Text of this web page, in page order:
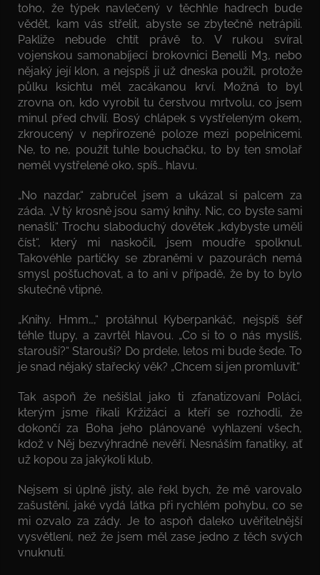
toho, že týpek navlečený v těchhle hadrech bude
vědět, kam vás střelit, abyste se zbytečně netrápili.
Pakliže nebude chtít právě to. V rukou svíral
vojenskou samonabíjecí brokovnici Benelli M3, nebo
nějaký její klon, a nejspíš ji už dneska použil, protože
půlku ksichtu měl zacákanou krví. Možná to byl
zrovna on, kdo vyrobil tu čerstvou mrtvolu, co jsem
minul před chvílí. Bosý chlápek s vystřeleným okem,
zkroucený v nepřirozené poloze mezi popelnicemi.
Ne, to ne, použít tuhle bouchačku, to by ten smolař
neměl vystřelené oko, spíš… hlavu.
„No nazdar,“ zabručel jsem a ukázal si palcem za
záda. „V tý krosně jsou samý knihy. Nic, co byste sami
nenašli.“ Trochu slaboduchý dovětek „kdybyste uměli
číst“, který mi naskočil, jsem moudře spolknul.
Takovéhle partičky se zbraněmi v pazourách nemá
smysl pošťuchovat, a to ani v případě, že by to bylo
skutečně vtipné.
„Knihy. Hmm…,“ protáhnul Kyberpankáč, nejspíš šéf
téhle tlupy, a zavrtěl hlavou. „Co si to o nás myslíš,
starouši?“ Starouši? Do prdele, letos mi bude šede. To
je snad nějaký stařecký věk? „Chcem si jen promluvit.“
Tak aspoň že nešišlal jako ti zfanatizovaní Poláci,
kterým jsme říkali Kržižáci a kteří se rozhodli, že
dokončí za Boha jeho plánované vyhlazení všech,
kdož v Něj bezvýhradně nevěří. Nesnáším fanatiky, ať
už kopou za jakýkoli klub.
Nejsem si úplně jistý, ale řekl bych, že mě varovalo
zašustění, jaké vydá látka při rychlém pohybu, co se
mi ozvalo za zády. Je to aspoň daleko uvěřitelnější
vysvětlení, než že jsem měl zase jedno z těch svých
vnuknutí.